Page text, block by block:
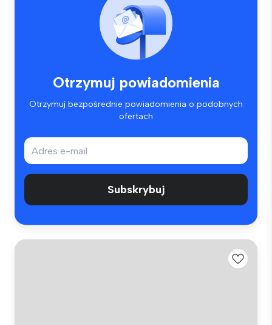
Otrzymuj powiadomienia
Otrzymuj bezpośrednie powiadomienia o podobnych
ofertach
Subskrybuj